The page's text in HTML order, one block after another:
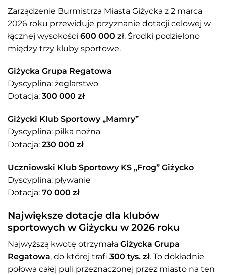
Zarządzenie Burmistrza Miasta Giżycka z 2 marca
2026 roku przewiduje przyznanie dotacji celowej w
łącznej wysokości 600 000 zł. Środki podzielono
między trzy kluby sportowe.
Giżycka Grupa Regatowa
Dyscyplina: żeglarstwo
Dotacja: 300 000 zł
Giżycki Klub Sportowy „Mamry”
Dyscyplina: piłka nożna
Dotacja: 230 000 zł
Uczniowski Klub Sportowy KS „Frog” Giżycko
Dyscyplina: pływanie
Dotacja: 70 000 zł
Największe dotacje dla klubów
sportowych w Giżycku w 2026 roku
Najwyższą kwotę otrzymała Giżycka Grupa
Regatowa, do której trafi 300 tys. zł. To dokładnie
połowa całej puli przeznaczonej przez miasto na ten